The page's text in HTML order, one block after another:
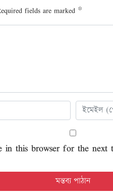
fields are marked *
in this browser for the next